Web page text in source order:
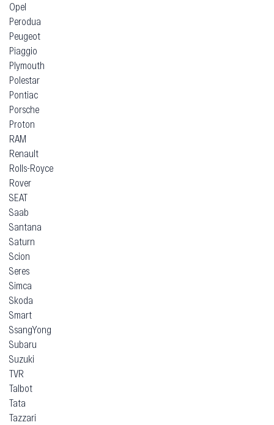
Opel
Perodua
Peugeot
Piaggio
Plymouth
Polestar
Pontiac
Porsche
Proton
RAM
Renault
Rolls-Royce
Rover
SEAT
Saab
Santana
Saturn
Scion
Seres
Simca
Skoda
Smart
SsangYong
Subaru
Suzuki
TVR
Talbot
Tata
Tazzari